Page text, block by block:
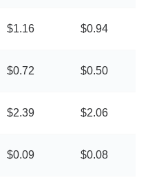
$1.16 $0.94
$0.72 $0.50
$2.39 $2.06
$0.09 $0.08